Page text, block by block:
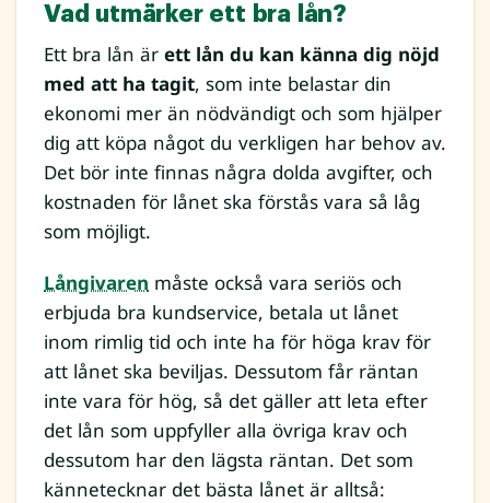
Vad utmärker ett bra lån?
Ett bra lån är ett lån du kan känna dig nöjd
med att ha tagit, som inte belastar din
ekonomi mer än nödvändigt och som hjälper
dig att köpa något du verkligen har behov av.
Det bör inte finnas några dolda avgifter, och
kostnaden för lånet ska förstås vara så låg
som möjligt.
Långivaren måste också vara seriös och
erbjuda bra kundservice, betala ut lånet
inom rimlig tid och inte ha för höga krav för
att lånet ska beviljas. Dessutom får räntan
inte vara för hög, så det gäller att leta efter
det lån som uppfyller alla övriga krav och
dessutom har den lägsta räntan. Det som
kännetecknar det bästa lånet är alltså: